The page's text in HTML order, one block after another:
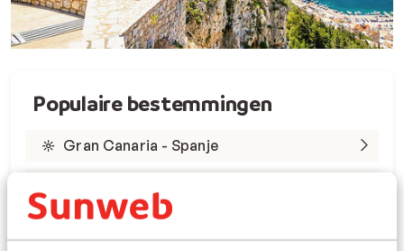
Populaire bestemmingen
Gran Canaria - Spanje
Lanzarote - Spanje